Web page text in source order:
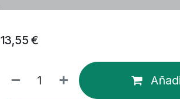
13,55 €